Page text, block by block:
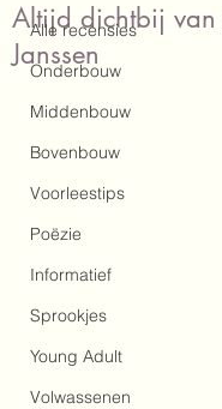
Alle recensies
Onderbouw
Middenbouw
Bovenbouw
Voorleestips
Poëzie
Informatief
Sprookjes
Young Adult
Volwassenen
Altijd dichtbij
Janssen